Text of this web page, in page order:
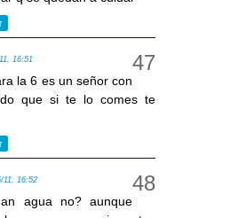
16:51
la 6 es un señor con
que si te lo comes te
11, 16:52
agua no? aunque